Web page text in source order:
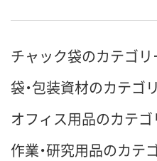
チャック袋のカテゴリ
袋・包装資材のカテゴ
オフィス用品のカテゴ
作業・研究用品のカテ